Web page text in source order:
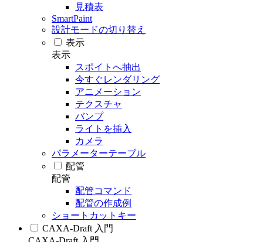
見積表
SmartPaint
設計モードの切り替え
表示
表示
スポイトへ抽出
今すぐレンダリング
アニメーション
テクスチャ
バンプ
ライトを挿入
カメラ
パラメーターテーブル
配管
配管
配管コマンド
配管の作成例
ショートカットキー
CAXA-Draft 入門